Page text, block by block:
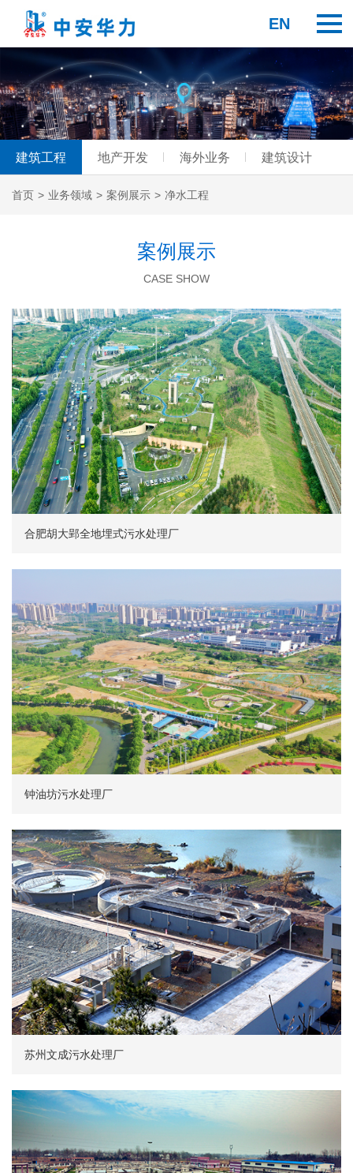
EN
建筑工程 地产开发 海外业务 建筑设计
首页 > 业务领域 > 案例展示 > 净水工程
案例展示
CASE SHOW
合肥胡大郢全地埋式污水处理厂
钟油坊污水处理厂
苏州文成污水处理厂